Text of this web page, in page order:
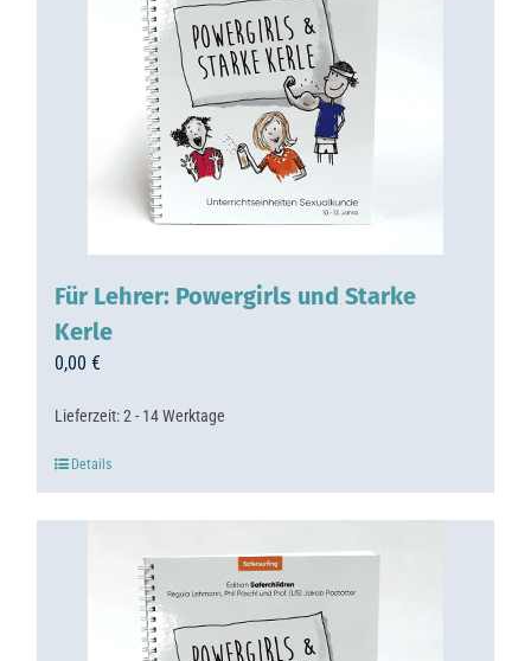
Für Lehrer: Powergirls und Starke
Kerle
0,00 €
Lieferzeit:2 - 14 Werktage
Details